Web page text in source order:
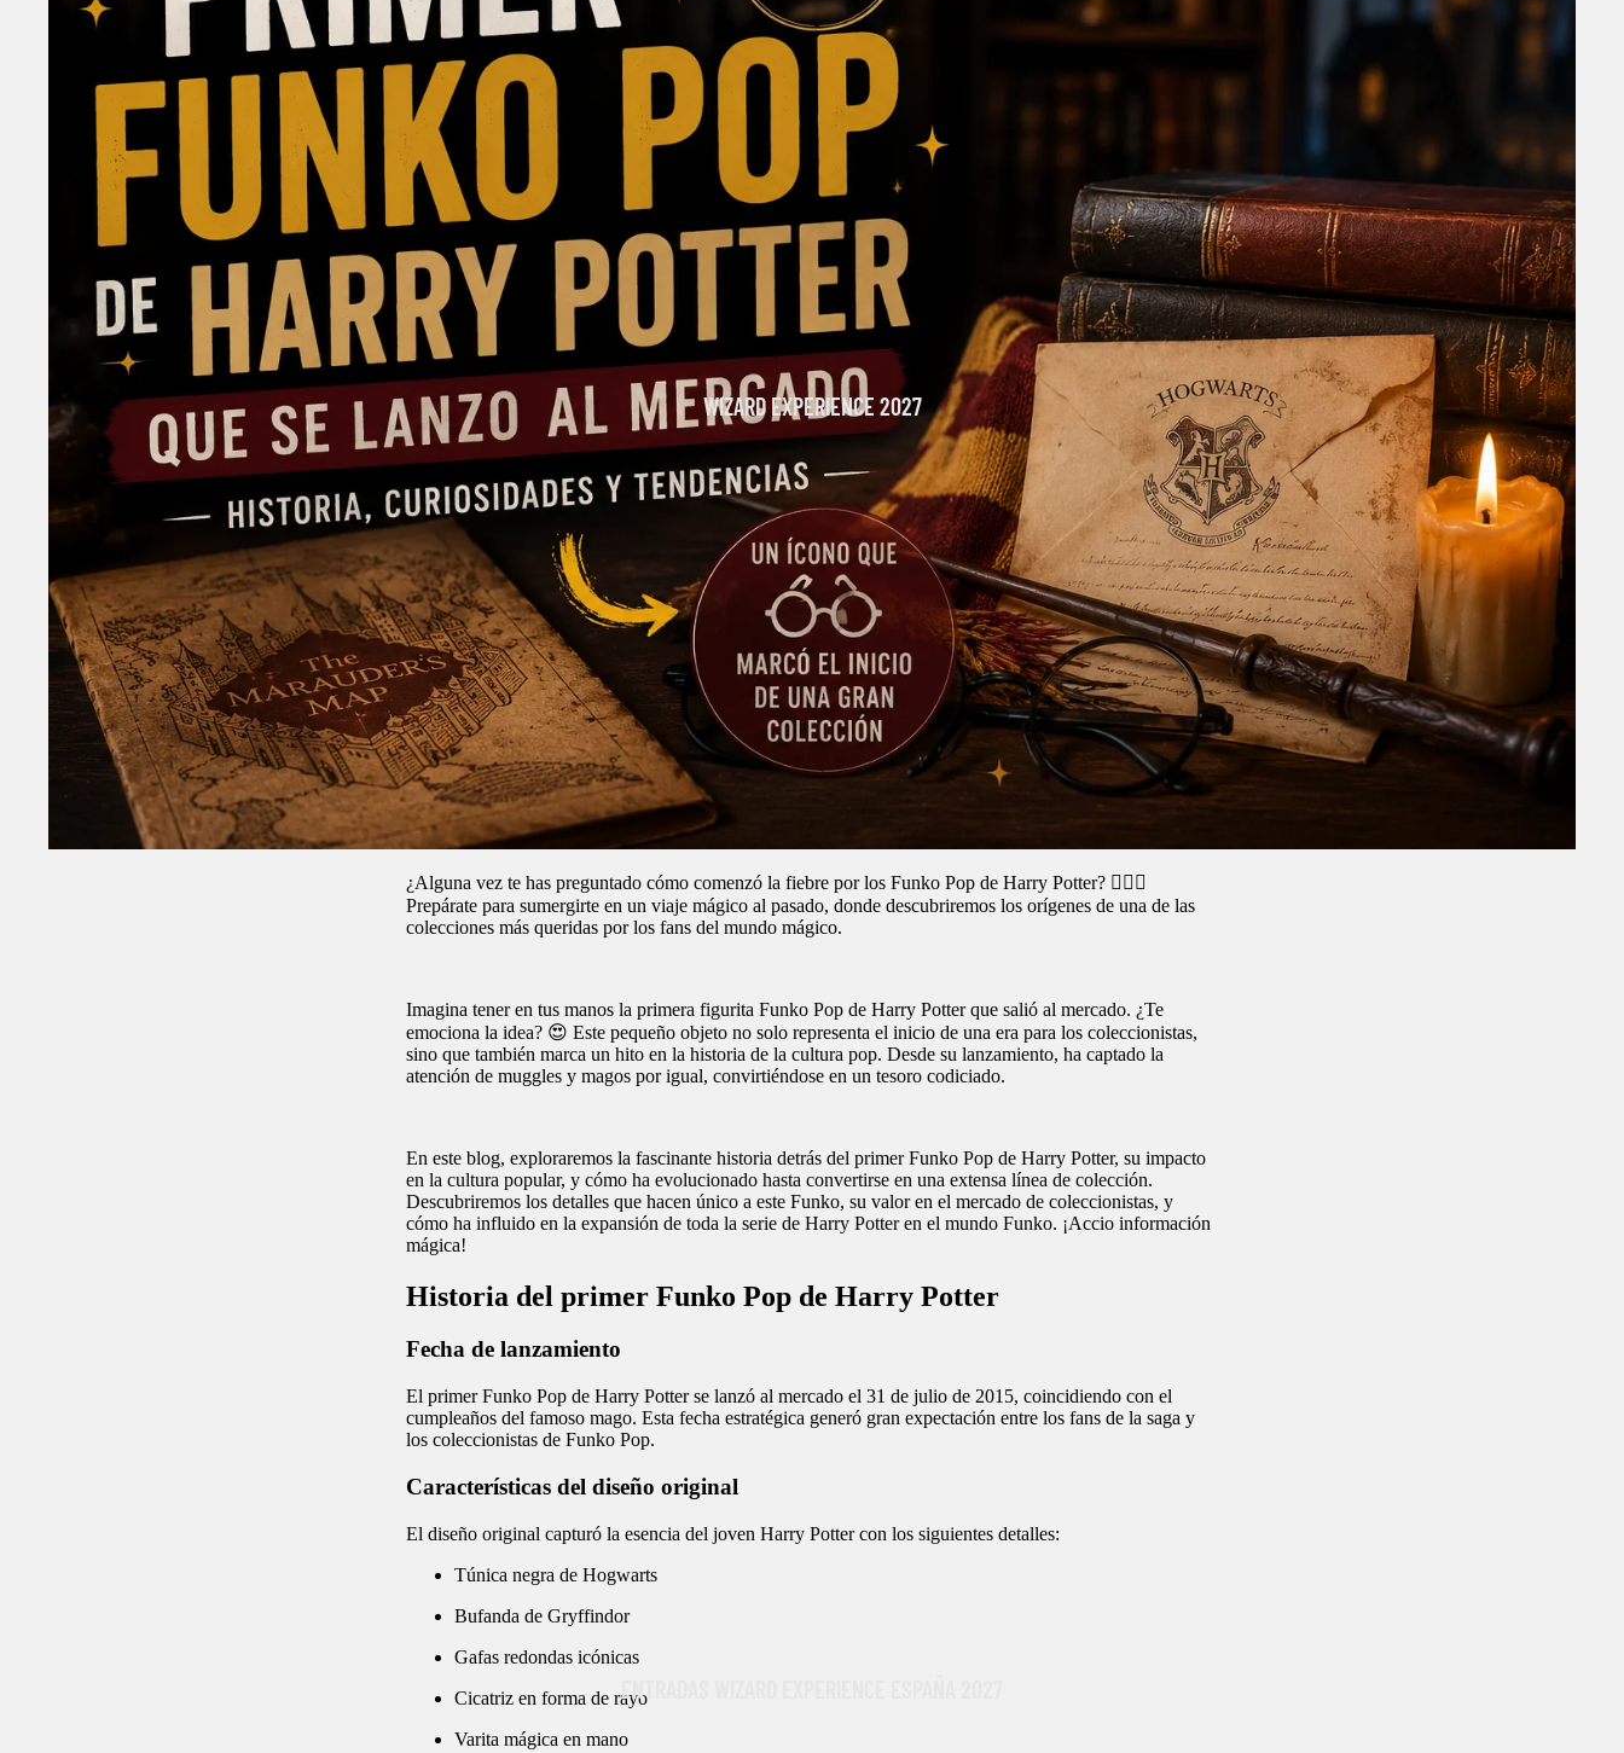
WIZARD EXPERIENCE 2027
ENTRADAS WIZARD EXPERIENCE ESPAÑA 2027
¿Alguna vez te has preguntado cómo comenzó la fiebre por los Funko Pop de Harry Potter? 🧙‍♂️✨
Prepárate para sumergirte en un viaje mágico al pasado, donde descubriremos los orígenes de una de las
colecciones más queridas por los fans del mundo mágico.
Imagina tener en tus manos la primera figurita Funko Pop de Harry Potter que salió al mercado. ¿Te
emociona la idea? 😍 Este pequeño objeto no solo representa el inicio de una era para los coleccionistas,
sino que también marca un hito en la historia de la cultura pop. Desde su lanzamiento, ha captado la
atención de muggles y magos por igual, convirtiéndose en un tesoro codiciado.
En este blog, exploraremos la fascinante historia detrás del primer Funko Pop de Harry Potter, su impacto
en la cultura popular, y cómo ha evolucionado hasta convertirse en una extensa línea de colección.
Descubriremos los detalles que hacen único a este Funko, su valor en el mercado de coleccionistas, y
cómo ha influido en la expansión de toda la serie de Harry Potter en el mundo Funko. ¡Accio información
mágica!
Historia del primer Funko Pop de Harry Potter
Fecha de lanzamiento
El primer Funko Pop de Harry Potter se lanzó al mercado el 31 de julio de 2015, coincidiendo con el
cumpleaños del famoso mago. Esta fecha estratégica generó gran expectación entre los fans de la saga y
los coleccionistas de Funko Pop.
Características del diseño original
El diseño original capturó la esencia del joven Harry Potter con los siguientes detalles:
Túnica negra de Hogwarts
Bufanda de Gryffindor
Gafas redondas icónicas
Cicatriz en forma de rayo
Varita mágica en mano